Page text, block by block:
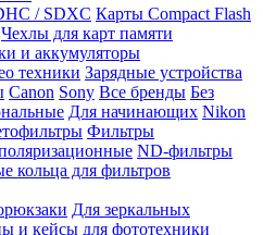
/ SDXC Карты Compact Flash
Чехлы для карт памяти
и аккумуляторы
техники Зарядные устройства
Canon Sony Все бренды Без
Для начинающих Nikon
Фильтры
ND-фильтры
кольца для фильтров
Для зеркальных
и кейсы для фототехники